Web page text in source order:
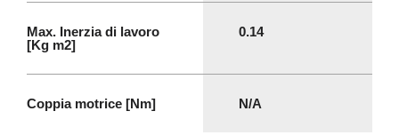
Max. Inerzia di lavoro
[Kg m2]
0.14
Coppia motrice [Nm] N/A